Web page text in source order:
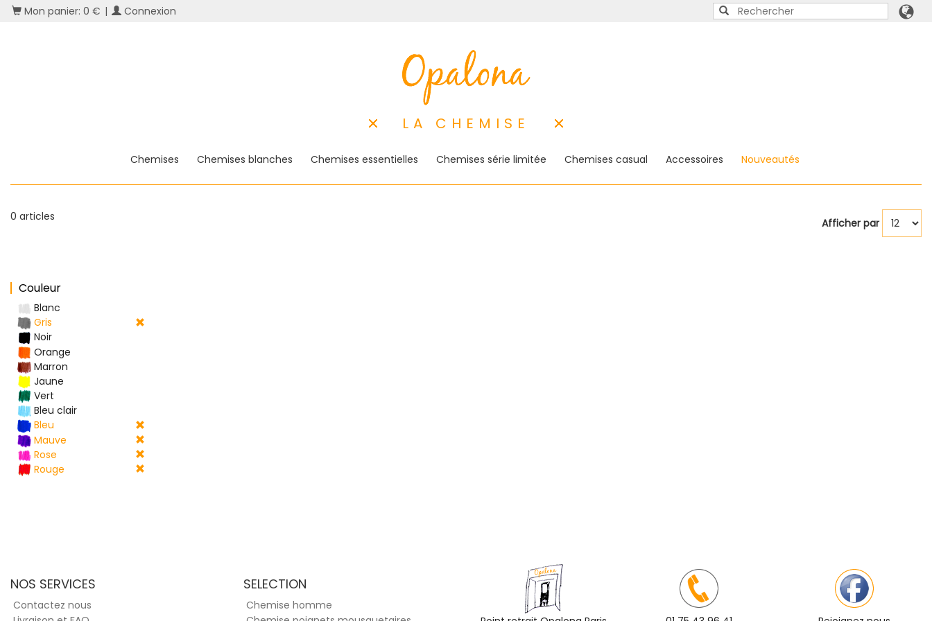
Mon panier: 0 € | Connexion
LA CHEMISE
Chemises Chemises blanches Chemises essentielles Chemises série limitée Chemises casual Accessoires Nouveautés
0 articles Afficher par
Couleur
Blanc
Gris
Noir
Orange
Marron
Jaune
Vert
Bleu clair
Bleu
Mauve
Rose
Rouge
NOS SERVICES
Contactez nous
SELECTION
Chemise homme